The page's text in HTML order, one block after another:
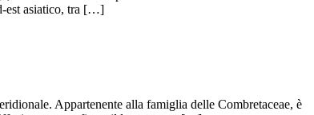
est asiatico, tra […]
Appartenente alla famiglia delle Combretaceae, è